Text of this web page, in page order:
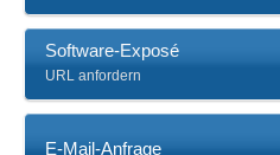
Software-Exposé
URL anfordern
E-Mail-Anfrage